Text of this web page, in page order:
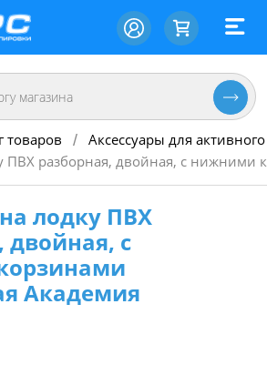
товаров / Аксессуары для
ПВХ разборная, двойная, с
лодку ПВХ
двойная, с
Академия